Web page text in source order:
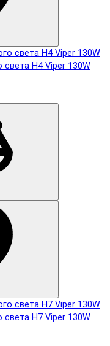
H4 Viper 130W
H7 Viper 130W